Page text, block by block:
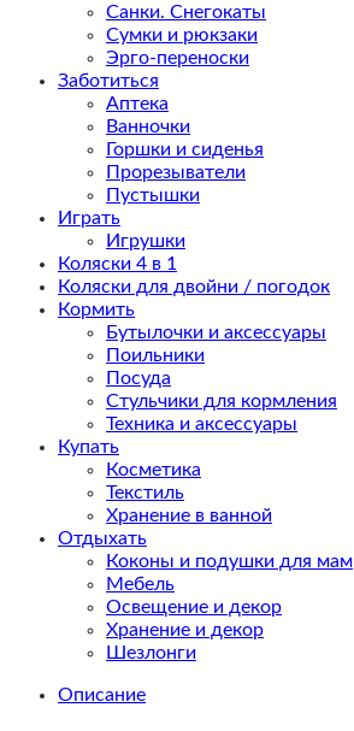
Санки. Снегокаты
Сумки и рюкзаки
Эрго-переноски
Заботиться
Аптека
Ванночки
Горшки и сиденья
Прорезыватели
Пустышки
Играть
Игрушки
Коляски 4 в 1
Коляски для двойни / погодок
Кормить
Бутылочки и аксессуары
Поильники
Посуда
Стульчики для кормления
Техника и аксессуары
Купать
Косметика
Текстиль
Хранение в ванной
Отдыхать
Коконы и подушки для мам
Мебель
Освещение и декор
Хранение и декор
Шезлонги
Описание